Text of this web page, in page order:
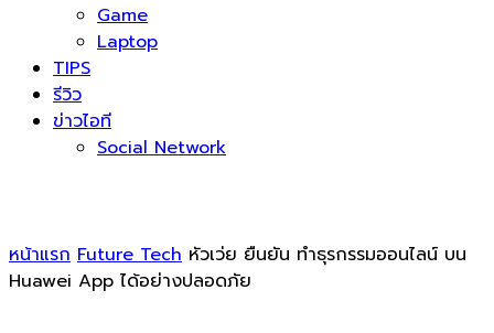
Game
Laptop
TIPS
รีวิว
ข่าวไอที
Social Network
หน้าแรก Future Tech หัวเว่ย ยืนยัน ทำธุรกรรมออนไลน์ บน
Huawei App ได้อย่างปลอดภัย